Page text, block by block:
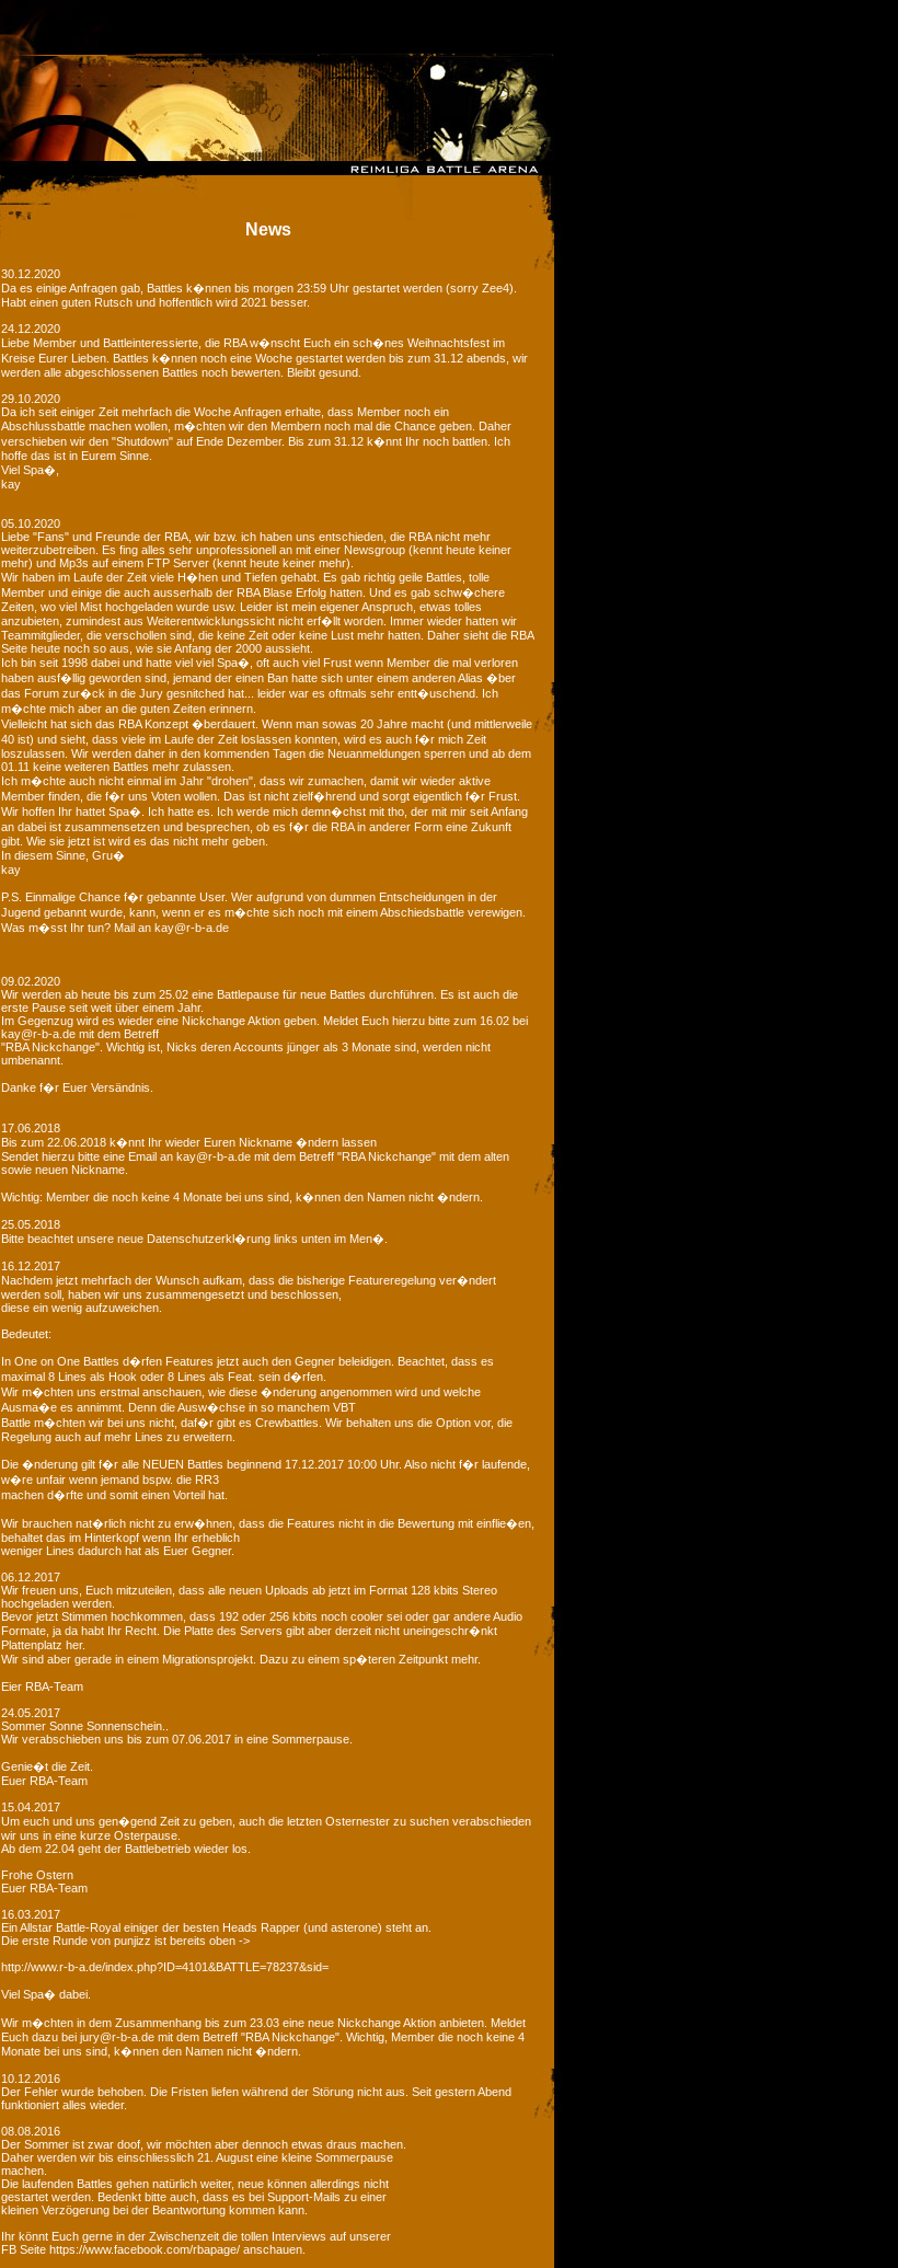
News
30.12.2020
Da es einige Anfragen gab, Battles k�nnen bis morgen 23:59 Uhr gestartet werden (sorry Zee4).
Habt einen guten Rutsch und hoffentlich wird 2021 besser.
24.12.2020
Liebe Member und Battleinteressierte, die RBA w�nscht Euch ein sch�nes Weihnachtsfest im
Kreise Eurer Lieben. Battles k�nnen noch eine Woche gestartet werden bis zum 31.12 abends, wir
werden alle abgeschlossenen Battles noch bewerten. Bleibt gesund.
29.10.2020
Da ich seit einiger Zeit mehrfach die Woche Anfragen erhalte, dass Member noch ein
Abschlussbattle machen wollen, m�chten wir den Membern noch mal die Chance geben. Daher
verschieben wir den "Shutdown" auf Ende Dezember. Bis zum 31.12 k�nnt Ihr noch battlen. Ich
hoffe das ist in Eurem Sinne.
Viel Spa�,
kay
05.10.2020
Liebe "Fans" und Freunde der RBA, wir bzw. ich haben uns entschieden, die RBA nicht mehr
weiterzubetreiben. Es fing alles sehr unprofessionell an mit einer Newsgroup (kennt heute keiner
mehr) und Mp3s auf einem FTP Server (kennt heute keiner mehr).
Wir haben im Laufe der Zeit viele H�hen und Tiefen gehabt. Es gab richtig geile Battles, tolle
Member und einige die auch ausserhalb der RBA Blase Erfolg hatten. Und es gab schw�chere
Zeiten, wo viel Mist hochgeladen wurde usw. Leider ist mein eigener Anspruch, etwas tolles
anzubieten, zumindest aus Weiterentwicklungssicht nicht erf�llt worden. Immer wieder hatten wir
Teammitglieder, die verschollen sind, die keine Zeit oder keine Lust mehr hatten. Daher sieht die RBA
Seite heute noch so aus, wie sie Anfang der 2000 aussieht.
Ich bin seit 1998 dabei und hatte viel viel Spa�, oft auch viel Frust wenn Member die mal verloren
haben ausf�llig geworden sind, jemand der einen Ban hatte sich unter einem anderen Alias �ber
das Forum zur�ck in die Jury gesnitched hat... leider war es oftmals sehr entt�uschend. Ich
m�chte mich aber an die guten Zeiten erinnern.
Vielleicht hat sich das RBA Konzept �berdauert. Wenn man sowas 20 Jahre macht (und mittlerweile
40 ist) und sieht, dass viele im Laufe der Zeit loslassen konnten, wird es auch f�r mich Zeit
loszulassen. Wir werden daher in den kommenden Tagen die Neuanmeldungen sperren und ab dem
01.11 keine weiteren Battles mehr zulassen.
Ich m�chte auch nicht einmal im Jahr "drohen", dass wir zumachen, damit wir wieder aktive
Member finden, die f�r uns Voten wollen. Das ist nicht zielf�hrend und sorgt eigentlich f�r Frust.
Wir hoffen Ihr hattet Spa�. Ich hatte es. Ich werde mich demn�chst mit tho, der mit mir seit Anfang
an dabei ist zusammensetzen und besprechen, ob es f�r die RBA in anderer Form eine Zukunft
gibt. Wie sie jetzt ist wird es das nicht mehr geben.
In diesem Sinne, Gru�
kay
P.S. Einmalige Chance f�r gebannte User. Wer aufgrund von dummen Entscheidungen in der
Jugend gebannt wurde, kann, wenn er es m�chte sich noch mit einem Abschiedsbattle verewigen.
Was m�sst Ihr tun? Mail an kay@r-b-a.de
09.02.2020
Wir werden ab heute bis zum 25.02 eine Battlepause für neue Battles durchführen. Es ist auch die
erste Pause seit weit über einem Jahr.
Im Gegenzug wird es wieder eine Nickchange Aktion geben. Meldet Euch hierzu bitte zum 16.02 bei
kay@r-b-a.de mit dem Betreff
"RBA Nickchange". Wichtig ist, Nicks deren Accounts jünger als 3 Monate sind, werden nicht
umbenannt.
Danke f�r Euer Versändnis.
17.06.2018
Bis zum 22.06.2018 k�nnt Ihr wieder Euren Nickname �ndern lassen
Sendet hierzu bitte eine Email an kay@r-b-a.de mit dem Betreff "RBA Nickchange" mit dem alten
sowie neuen Nickname.
Wichtig: Member die noch keine 4 Monate bei uns sind, k�nnen den Namen nicht �ndern.
25.05.2018
Bitte beachtet unsere neue Datenschutzerkl�rung links unten im Men�.
16.12.2017
Nachdem jetzt mehrfach der Wunsch aufkam, dass die bisherige Featureregelung ver�ndert
werden soll, haben wir uns zusammengesetzt und beschlossen,
diese ein wenig aufzuweichen.
Bedeutet:
In One on One Battles d�rfen Features jetzt auch den Gegner beleidigen. Beachtet, dass es
maximal 8 Lines als Hook oder 8 Lines als Feat. sein d�rfen.
Wir m�chten uns erstmal anschauen, wie diese �nderung angenommen wird und welche
Ausma�e es annimmt. Denn die Ausw�chse in so manchem VBT
Battle m�chten wir bei uns nicht, daf�r gibt es Crewbattles. Wir behalten uns die Option vor, die
Regelung auch auf mehr Lines zu erweitern.
Die �nderung gilt f�r alle NEUEN Battles beginnend 17.12.2017 10:00 Uhr. Also nicht f�r laufende,
w�re unfair wenn jemand bspw. die RR3
machen d�rfte und somit einen Vorteil hat.
Wir brauchen nat�rlich nicht zu erw�hnen, dass die Features nicht in die Bewertung mit einflie�en,
behaltet das im Hinterkopf wenn Ihr erheblich
weniger Lines dadurch hat als Euer Gegner.
06.12.2017
Wir freuen uns, Euch mitzuteilen, dass alle neuen Uploads ab jetzt im Format 128 kbits Stereo
hochgeladen werden.
Bevor jetzt Stimmen hochkommen, dass 192 oder 256 kbits noch cooler sei oder gar andere Audio
Formate, ja da habt Ihr Recht. Die Platte des Servers gibt aber derzeit nicht uneingeschr�nkt
Plattenplatz her.
Wir sind aber gerade in einem Migrationsprojekt. Dazu zu einem sp�teren Zeitpunkt mehr.
Eier RBA-Team
24.05.2017
Sommer Sonne Sonnenschein..
Wir verabschieben uns bis zum 07.06.2017 in eine Sommerpause.
Genie�t die Zeit.
Euer RBA-Team
15.04.2017
Um euch und uns gen�gend Zeit zu geben, auch die letzten Osternester zu suchen verabschieden
wir uns in eine kurze Osterpause.
Ab dem 22.04 geht der Battlebetrieb wieder los.
Frohe Ostern
Euer RBA-Team
16.03.2017
Ein Allstar Battle-Royal einiger der besten Heads Rapper (und asterone) steht an.
Die erste Runde von punjizz ist bereits oben ->
http://www.r-b-a.de/index.php?ID=4101&BATTLE=78237&sid=
Viel Spa� dabei.
Wir m�chten in dem Zusammenhang bis zum 23.03 eine neue Nickchange Aktion anbieten. Meldet
Euch dazu bei jury@r-b-a.de mit dem Betreff "RBA Nickchange". Wichtig, Member die noch keine 4
Monate bei uns sind, k�nnen den Namen nicht �ndern.
10.12.2016
Der Fehler wurde behoben. Die Fristen liefen während der Störung nicht aus. Seit gestern Abend
funktioniert alles wieder.
08.08.2016
Der Sommer ist zwar doof, wir möchten aber dennoch etwas draus machen.
Daher werden wir bis einschliesslich 21. August eine kleine Sommerpause
machen.
Die laufenden Battles gehen natürlich weiter, neue können allerdings nicht
gestartet werden. Bedenkt bitte auch, dass es bei Support-Mails zu einer
kleinen Verzögerung bei der Beantwortung kommen kann.
Ihr könnt Euch gerne in der Zwischenzeit die tollen Interviews auf unserer
FB Seite https://www.facebook.com/rbapage/ anschauen.